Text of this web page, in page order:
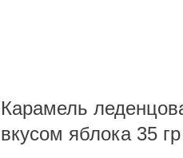
Карамель
вкусом яблока 35 гр